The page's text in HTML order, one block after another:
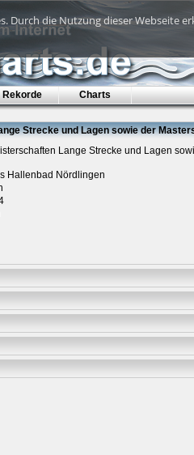
Durch die Nutzung dieser Webseite
Rekorde Charts
Strecke und Lagen sowie der
Lange Strecke und Lagen
Hallenbad Nördlingen